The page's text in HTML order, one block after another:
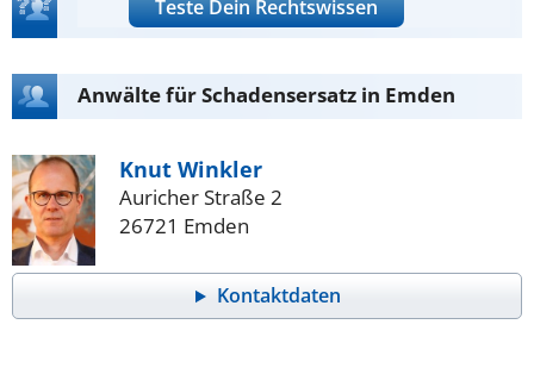
Teste Dein Rechtswissen
Anwälte für Schadensersatz in Emden
Knut Winkler
Auricher Straße 2
26721 Emden
Kontaktdaten